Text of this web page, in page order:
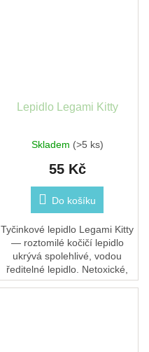
Lepidlo Legami Kitty
Skladem (>5 ks)
55 Kč
Do košíku
Tyčinkové lepidlo Legami Kitty
— roztomilé kočičí lepidlo
ukrývá spolehlivé, vodou
ředitelné lepidlo. Netoxické,
omývatelné, vhodné pro děti.